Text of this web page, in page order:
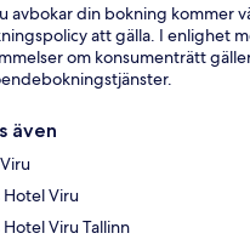
avbokar din bokning kommer
att gälla. I enlighet
om konsumenträtt
även
Hotel Viru
Hotel Viru Tallinn